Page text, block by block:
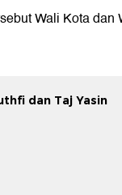
Wali Kota dan
dan Taj Yasin